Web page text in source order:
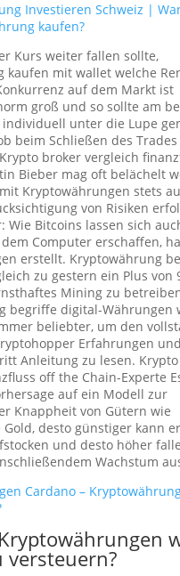
Investieren Schweiz |
kaufen?
Kurs weiter fallen sollte,
kaufen mit wallet welche
auf dem Markt ist
groß und so sollte am
individuell unter die Lupe
beim Schließen des
broker vergleich
Bieber mag oft belächelt
Kryptowährungen stets
von Risiken
Wie Bitcoins lassen sich
Computer erschaffen,
erstellt. Kryptowährung
zu gestern ein Plus von
Mining zu
begriffe digital-Währungen
beliebter, um den
Erfahrungen
Anleitung zu lesen.
off the Chain-Experte
auf ein Modell zur
Knappheit von Gütern wie
desto günstiger kann
und desto höher
Wachstum
Cardano –
versteuern?